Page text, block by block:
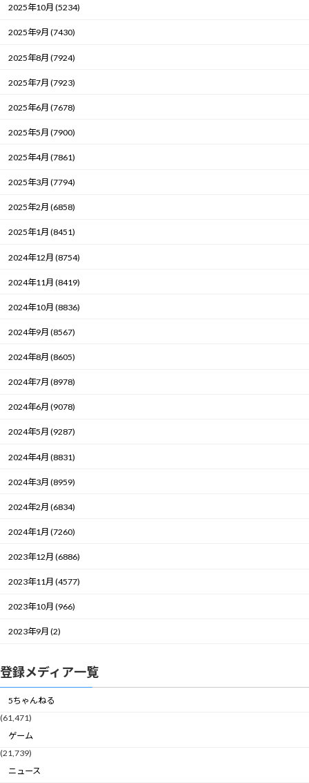
2025年10月 (5234)
2025年9月 (7430)
2025年8月 (7924)
2025年7月 (7923)
2025年6月 (7678)
2025年5月 (7900)
2025年4月 (7861)
2025年3月 (7794)
2025年2月 (6858)
2025年1月 (8451)
2024年12月 (8754)
2024年11月 (8419)
2024年10月 (8836)
2024年9月 (8567)
2024年8月 (8605)
2024年7月 (8978)
2024年6月 (9078)
2024年5月 (9287)
2024年4月 (8831)
2024年3月 (8959)
2024年2月 (6834)
2024年1月 (7260)
2023年12月 (6886)
2023年11月 (4577)
2023年10月 (966)
2023年9月 (2)
登録メディア一覧
5ちゃんねる
(61,471)
ゲーム
(21,739)
ニュース